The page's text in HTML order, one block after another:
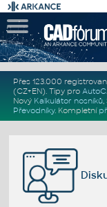
Přes 123.000
(CZ+EN). Tipy pro
Nový Kalkulátor nosníků,
Převodníky. Kompletní